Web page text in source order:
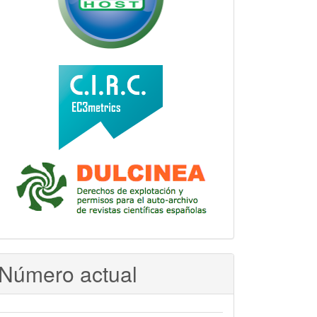
actual